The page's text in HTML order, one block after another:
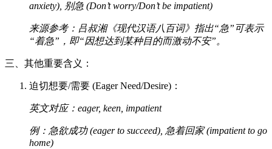
anxiety), 别急 (Don’t worry/Don’t be impatient)
来源参考：吕叔湘《现代汉语八百词》指出“急”可表示
“着急”，即“因想达到某种目的而激动不安”。
三、其他重要含义：
迫切想要/需要 (Eager Need/Desire)：
英文对应：eager, keen, impatient
例：急欲成功 (eager to succeed), 急着回家 (impatient to go
home)